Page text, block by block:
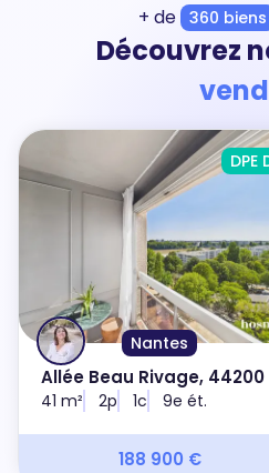
+ de 360 biens
Découvrez
Nantes
DPE
Allée Beau Rivage, 44200
41 m² 2p 1c 9e ét.
188 900 €